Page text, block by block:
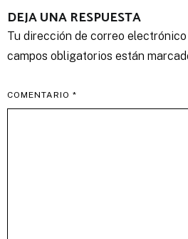
DEJA UNA RESPUESTA
Tu dirección de correo
campos obligatorios están
COMENTARIO *